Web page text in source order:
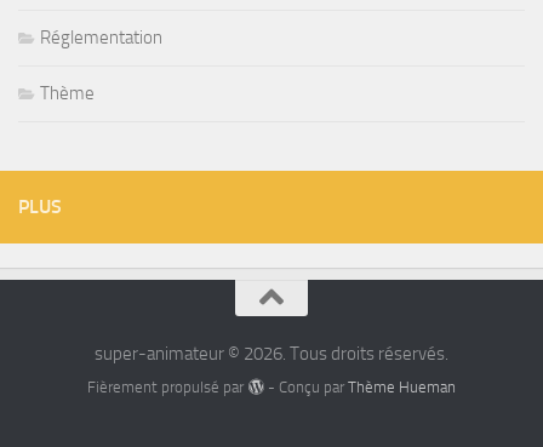
Réglementation
Thème
PLUS
super-animateur © 2026. Tous droits réservés.
Fièrement propulsé par - Conçu par Thème Hueman